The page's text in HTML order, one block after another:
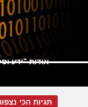
אודות "ידע
תגיות הכי